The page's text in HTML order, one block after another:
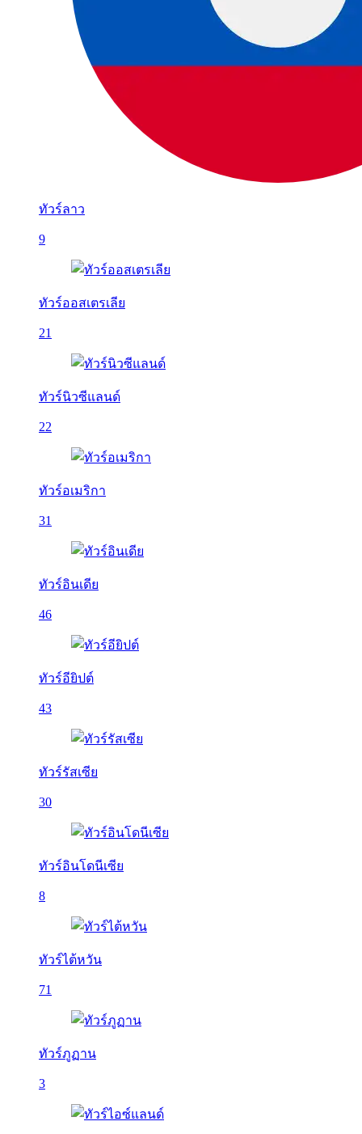
ทัวร์ลาว
9
ทัวร์ออสเตรเลีย
21
ทัวร์นิวซีแลนด์
22
ทัวร์อเมริกา
31
ทัวร์อินเดีย
46
ทัวร์อียิปต์
43
ทัวร์รัสเซีย
30
ทัวร์อินโดนีเซีย
8
ทัวร์ไต้หวัน
71
ทัวร์ภูฏาน
3